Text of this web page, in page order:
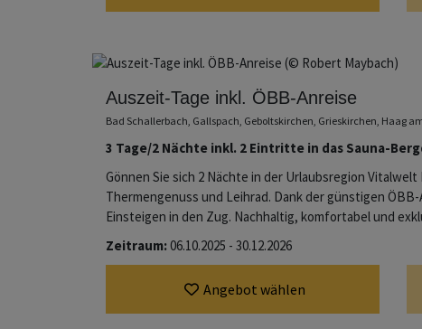
Auszeit-Tage inkl. ÖBB-Anreise
Bad Schallerbach, Gallspach, Geboltskirchen, Grieskirchen, Haag
3 Tage/2 Nächte inkl. 2 Eintritte in das Sauna-
Gönnen Sie sich 2 Nächte in der Urlaubsregion
Thermengenuss und Leihrad. Dank der günstigen
Einsteigen in den Zug. Nachhaltig, komfortabel und
Zeitraum: 06.10.2025 - 30.12.2026
Angebot wählen